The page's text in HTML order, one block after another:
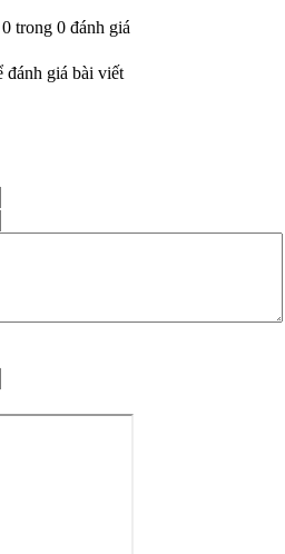
trong 0 đánh giá
đánh giá bài viết